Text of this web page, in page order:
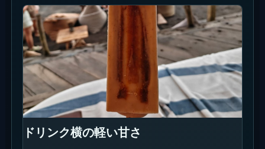
ボート席まわり
La Brisaらしさが一番出る場所。座席としても背景
たい場所です。